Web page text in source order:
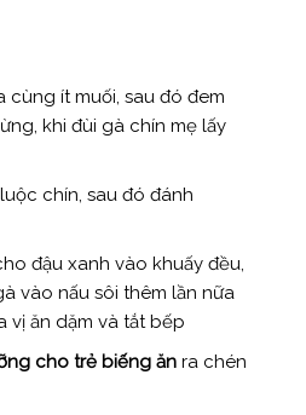
cùng ít muối, sau đó đem
khi đùi gà chín mẹ lấy
chín, sau đó đánh
đậu xanh vào khuấy đều,
vào nấu sôi thêm lần nữa
vị ăn dặm và tắt bếp
cho trẻ biếng ăn ra chén